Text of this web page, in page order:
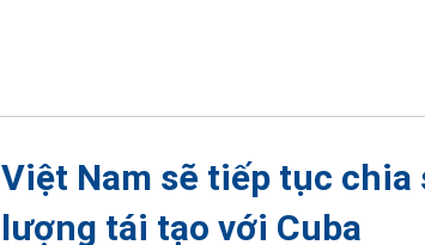
Việt Nam sẽ tiếp tục
lượng tái tạo với Cuba